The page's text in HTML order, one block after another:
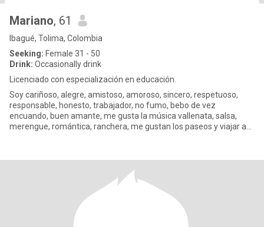
Mariano, 61
Ibagué, Tolima, Colombia
Seeking: Female 31 - 50
Drink: Occasionally drink
Licenciado con especialización en educación.
Soy cariñoso, alegre, amistoso, amoroso, sincero, respetuoso,
responsable, honesto, trabajador, no fumo, bebo de vez
encuando, buen amante, me gusta la música vallenata, salsa,
merengue, romántica, ranchera, me gustan los paseos y viajar a